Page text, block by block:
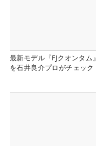
最新モデル『FJクオンタム』
を石井良介プロがチェック